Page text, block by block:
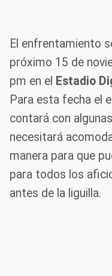
El enfrentamiento
próximo 15 de
pm en el Estadio
Para esta fecha el
contará con
necesitará
manera para que
para todos los
antes de la liguilla.